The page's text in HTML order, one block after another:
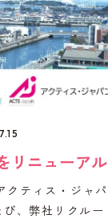
リニューア
クティス・ジャ
、弊社リクルー